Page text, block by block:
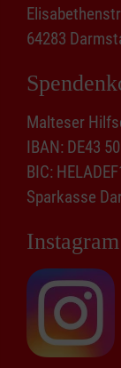
64283
Malteser
IBAN: DE43
BIC:
Sparkasse
Instagram